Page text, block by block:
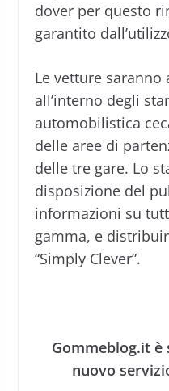
dover per questo
garantito
Le vetture saranno
all’interno degli
automobilistica
delle aree di
delle tre gare. Lo
disposizione del
informazioni su
gamma, e
“Simply Clever”.
Gommeblog.it è
nuovo